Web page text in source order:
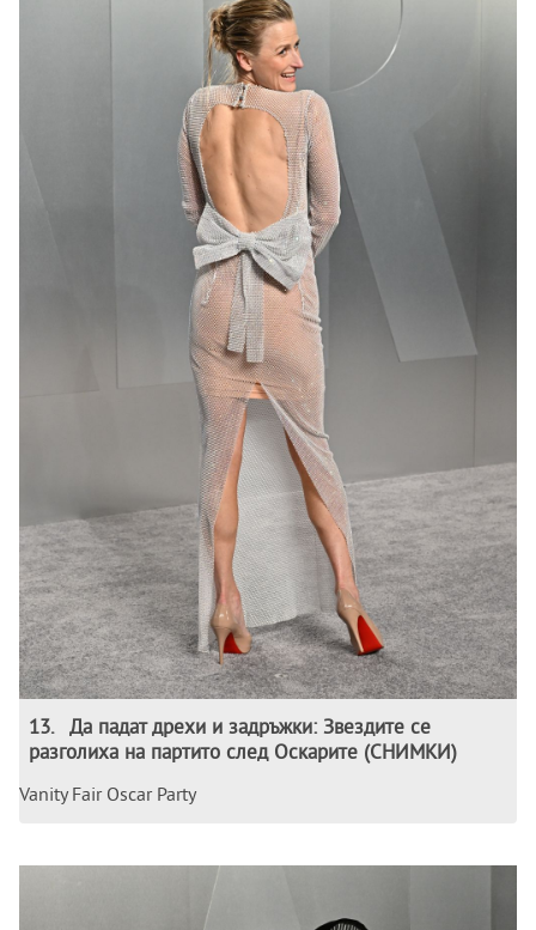
13.
Да падат дрехи и задръжки: Звездите се
разголиха на партито след Оскарите (СНИМКИ)
Vanity Fair Oscar Party